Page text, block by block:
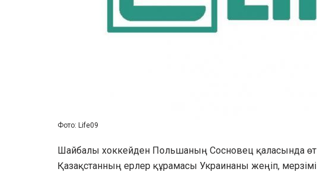
Фото: Life09
Шайбалы хоккейден Польшаның Сосновец қаласында
Қазақстанның ерлер құрамасы Украинаны жеңіп,